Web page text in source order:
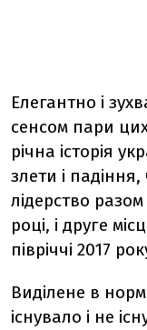
Елегантно і
сенсом пари
річна історія
злети і падіння,
лідерство
році, і друге
півріччі 2017
Виділене в
існувало і не